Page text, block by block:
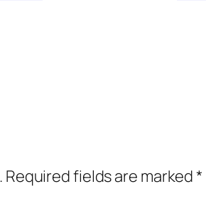
Required fields are marked*